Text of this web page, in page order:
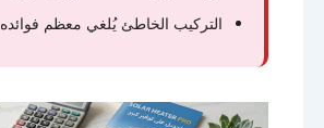
التركيب الخاطئ يُلغي معظم فوائده